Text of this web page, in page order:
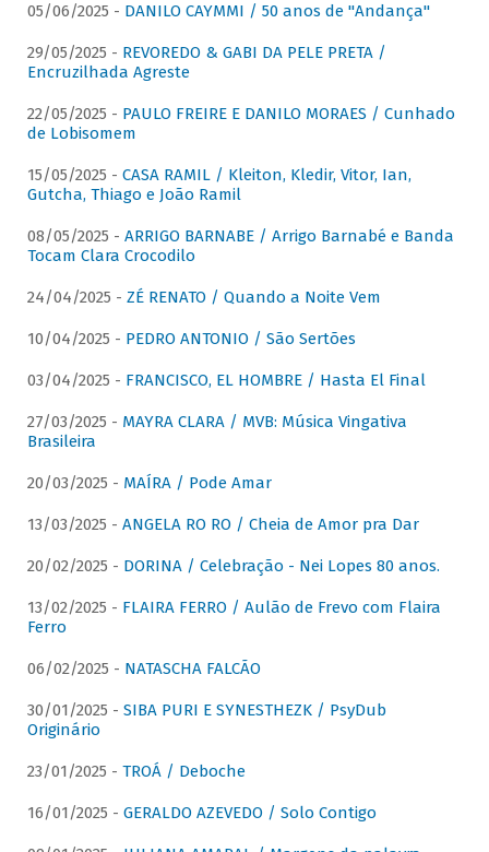
05/06/2025 - DANILO CAYMMI / 50 anos de "Andança"
29/05/2025 - REVOREDO & GABI DA PELE PRETA /
Encruzilhada Agreste
22/05/2025 - PAULO FREIRE E DANILO MORAES / Cunhado
de Lobisomem
15/05/2025 - CASA RAMIL / Kleiton, Kledir, Vitor, Ian,
Gutcha, Thiago e João Ramil
08/05/2025 - ARRIGO BARNABE / Arrigo Barnabé e Banda
Tocam Clara Crocodilo
24/04/2025 - ZÉ RENATO / Quando a Noite Vem
10/04/2025 - PEDRO ANTONIO / São Sertões
03/04/2025 - FRANCISCO, EL HOMBRE / Hasta El Final
27/03/2025 - MAYRA CLARA / MVB: Música Vingativa
Brasileira
20/03/2025 - MAÍRA / Pode Amar
13/03/2025 - ANGELA RO RO / Cheia de Amor pra Dar
20/02/2025 - DORINA / Celebração - Nei Lopes 80 anos.
13/02/2025 - FLAIRA FERRO / Aulão de Frevo com Flaira
Ferro
06/02/2025 - NATASCHA FALCÃO
30/01/2025 - SIBA PURI E SYNESTHEZK / PsyDub
Originário
23/01/2025 - TROÁ / Deboche
16/01/2025 - GERALDO AZEVEDO / Solo Contigo